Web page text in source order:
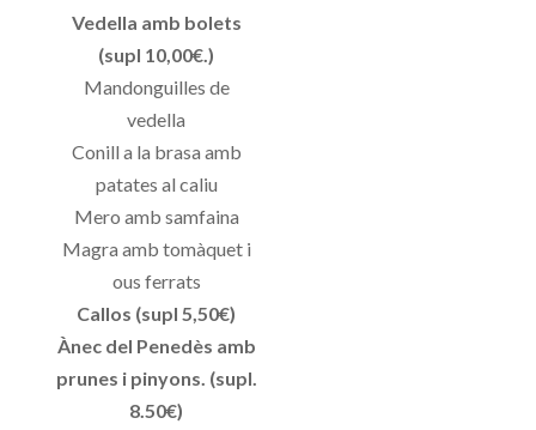
Vedella amb bolets
(supl 10,00€.)
Mandonguilles de
vedella
Conill a la brasa amb
patates al caliu
Mero amb samfaina
Magra amb tomàquet i
ous ferrats
Callos (supl 5,50€)
Ànec del Penedès amb
prunes i pinyons. (supl.
8.50€)